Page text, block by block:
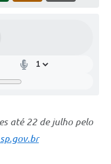
até 22 de julho pelo